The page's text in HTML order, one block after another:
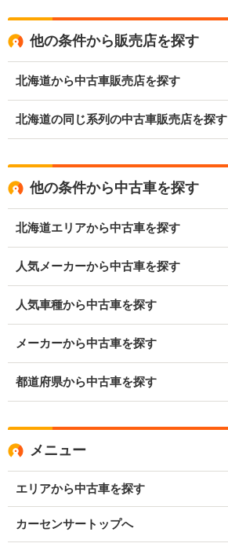
他の条件から販売店を探す
北海道から中古車販売店を探す
北海道の同じ系列の中古車販売店を探す
他の条件から中古車を探す
北海道エリアから中古車を探す
人気メーカーから中古車を探す
人気車種から中古車を探す
メーカーから中古車を探す
都道府県から中古車を探す
メニュー
エリアから中古車を探す
カーセンサートップへ